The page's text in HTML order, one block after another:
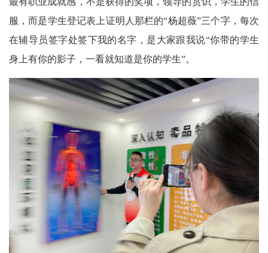
服，而是学生登记表上证明人那栏的“杨超薇”三个字，每次
在辅导员签字处签下我的名字，是大家跟我说“你带的学生
身上有你的影子，一看就知道是你的学生”。